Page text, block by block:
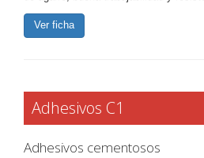
Ver ficha
Adhesivos C1
Adhesivos cementosos